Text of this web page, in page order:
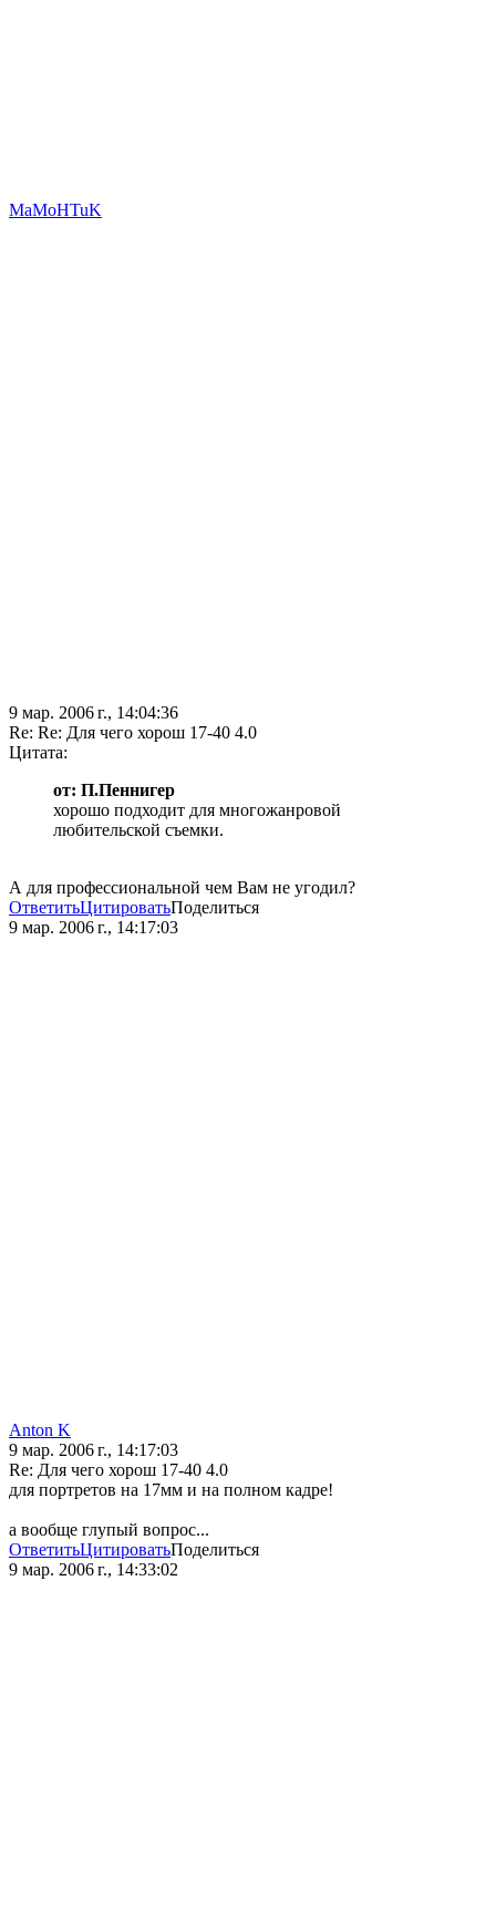
MaMoHTuK
9 мар. 2006 г., 14:04:36
Re: Re: Для чего хорош 17-40 4.0
Цитата:
от: П.Пеннигер
хорошо подходит для многожанровой
любительской съемки.
А для профессиональной чем Вам не угодил?
ОтветитьЦитироватьПоделиться
9 мар. 2006 г., 14:17:03
Anton K
9 мар. 2006 г., 14:17:03
Re: Для чего хорош 17-40 4.0
для портретов на 17мм и на полном кадре!
а вообще глупый вопрос...
ОтветитьЦитироватьПоделиться
9 мар. 2006 г., 14:33:02